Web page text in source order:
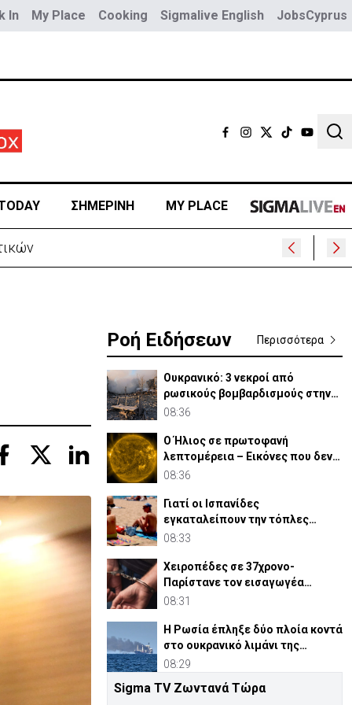
In My Place Cooking Sigmalive English JobsCyprus
ΣΗΜΕΡΙΝΗ MY PLACE
Ροή Ειδήσεων Περισσότερα
Ουκρανικό: 3 νεκροί από
ρωσικούς βομβαρδισμούς στην
περιφέρεια του Χαρκόβου
08:36
Ο Ήλιος σε πρωτοφανή
λεπτομέρεια – Εικόνες που δεν
έχουμε ξαναδεί (ΒΙΝΤΕΟ)
08:36
Γιατί οι Ισπανίδες
εγκαταλείπουν την τόπλες
ηλιοθεραπεία
08:33
Χειροπέδες σε 37χρονο-
Παρίστανε τον εισαγωγέα
αυτοκινήτων και άρπαξε
08:31
Η Ρωσία έπληξε δύο πλοία κοντά
στο ουκρανικό λιμάνι της
Οδησσού
08:29
Ιράν: Συμφωνήσαμε με Ομάν για
Sigma TV Ζωντανά Τώρα